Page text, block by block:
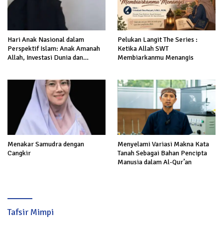
Hari Anak Nasional dalam
Perspektif Islam: Anak Amanah
Allah, Investasi Dunia dan
Pelukan Langit The Series :
Ketika Allah SWT
Membiarkanmu Menangis
Menakar Samudra dengan
Cangkir
Menyelami Variasi Makna Kata
Tanah Sebagai Bahan Pencipta
Manusia dalam Al-Qur’an
Tafsir Mimpi